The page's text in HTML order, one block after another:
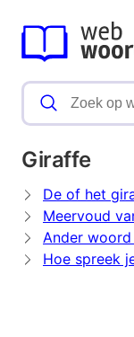
Giraffe
De of het
Meervoud
Ander
Hoe spreek